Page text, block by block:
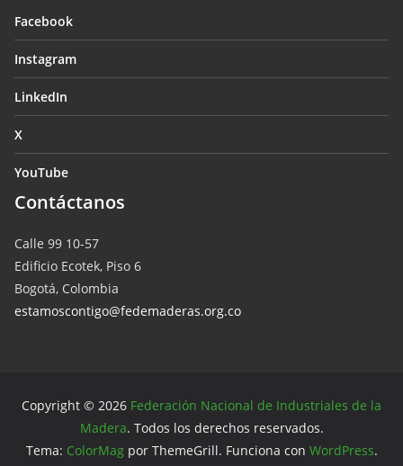
Facebook
Instagram
LinkedIn
X
YouTube
Contáctanos
Calle 99 10-57
Edificio Ecotek, Piso 6
Bogotá, Colombia
estamoscontigo@fedemaderas.org.co
Copyright © 2026 Federación Nacional de Industriales de la
Madera. Todos los derechos reservados.
Tema: ColorMagpor ThemeGrill. Funciona con WordPress.